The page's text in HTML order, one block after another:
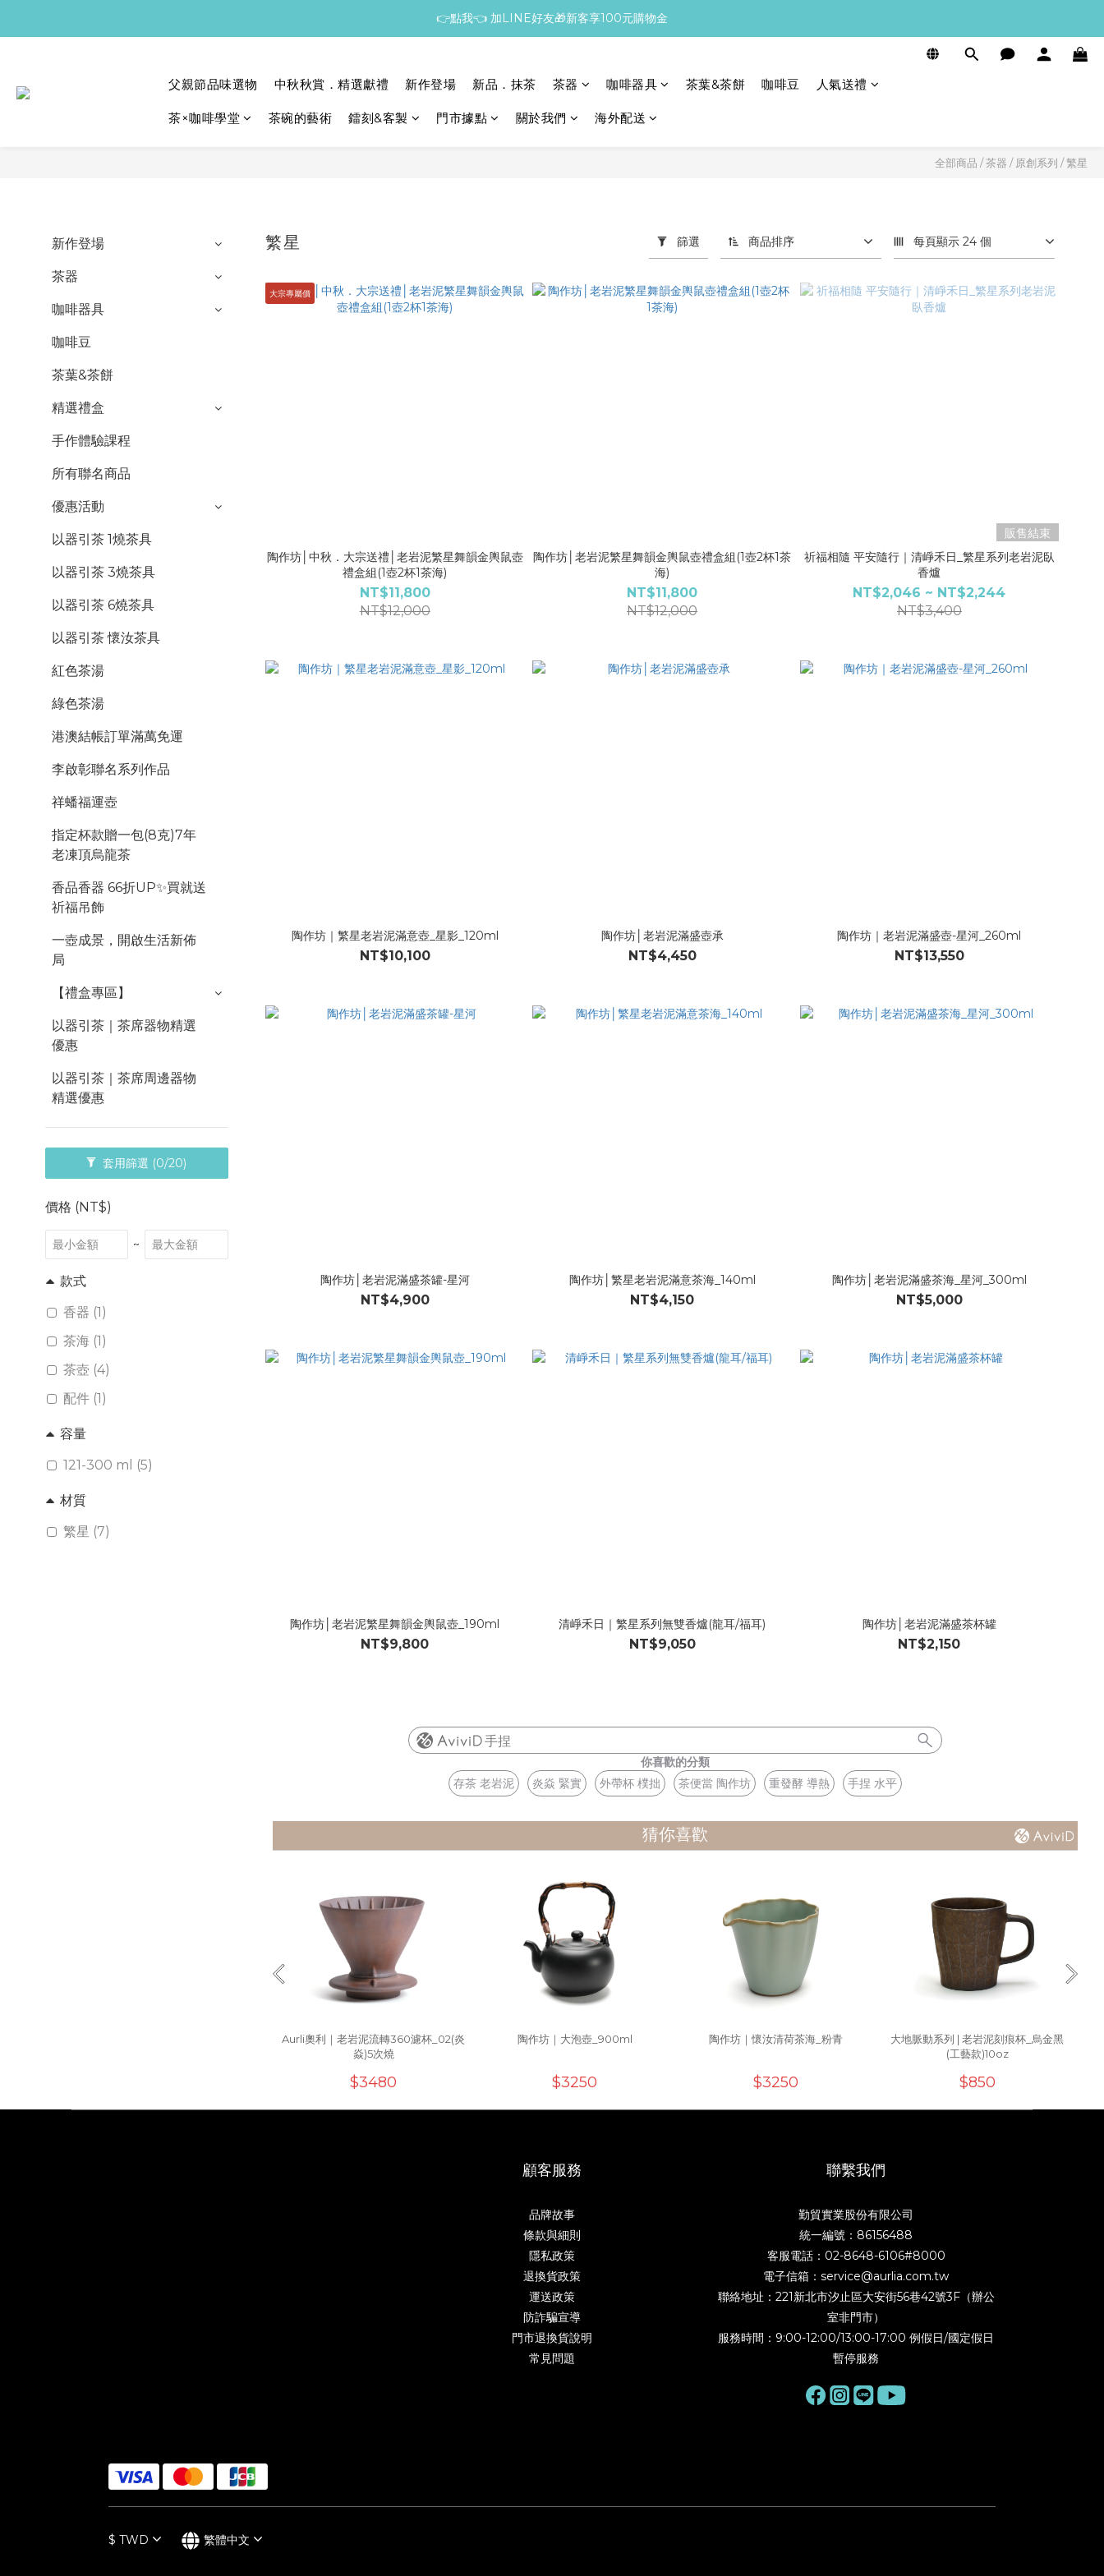
👉點我👈 加LINE好友🎁新客享100元購物金
父親節品味選物 中秋秋賞．精選獻禮 新作登場 新品．抹茶 茶器 咖啡器具 茶葉&茶餅 咖啡豆 人氣送禮
茶×咖啡學堂 茶碗的藝術 鐳刻&客製 門市據點 關於我們 海外配送
全部商品 /茶器 / 原創系列 /繁星
新作登場
茶器
咖啡器具
咖啡豆
茶葉&茶餅
精選禮盒
手作體驗課程
所有聯名商品
優惠活動
以器引茶 1燒茶具
以器引茶 3燒茶具
以器引茶 6燒茶具
以器引茶 懷汝茶具
紅色茶湯
綠色茶湯
港澳結帳訂單滿萬免運
李啟彰聯名系列作品
祥蟠福運壺
指定杯款贈一包(8克)7年
老凍頂烏龍茶
香品香器 66折UP✨買就送
祈福吊飾
一壺成景，開啟生活新佈
局
【禮盒專區】
以器引茶｜茶席器物精選
優惠
以器引茶｜茶席周邊器物
精選優惠
套用篩選 (0/20)
價格 (NT$)
~
款式
香器 (1)
茶海 (1)
茶壺 (4)
配件 (1)
容量
121-300 ml (5)
材質
繁星 (7)
繁星 篩選 商品排序 每頁顯示 24 個
大宗專屬價
陶作坊│中秋．大宗送禮│老岩泥繁星舞韻金輿鼠壺
禮盒組(1壺2杯1茶海)
NT$11,800
NT$12,000
陶作坊│老岩泥繁星舞韻金輿鼠壺禮盒組(1壺2杯1茶
海)
NT$11,800
NT$12,000
販售結束
祈福相隨 平安隨行｜清崢禾日_繁星系列老岩泥臥
香爐
NT$2,046 ~ NT$2,244
NT$3,400
陶作坊｜繁星老岩泥滿意壺_星影_120ml
NT$10,100
陶作坊│老岩泥滿盛壺承
NT$4,450
陶作坊｜老岩泥滿盛壺-星河_260ml
NT$13,550
陶作坊│老岩泥滿盛茶罐-星河
NT$4,900
陶作坊│繁星老岩泥滿意茶海_140ml
NT$4,150
陶作坊│老岩泥滿盛茶海_星河_300ml
NT$5,000
陶作坊│老岩泥繁星舞韻金輿鼠壺_190ml
NT$9,800
清崢禾日｜繁星系列無雙香爐(龍耳/福耳)
NT$9,050
陶作坊│老岩泥滿盛茶杯罐
NT$2,150
手捏
你喜歡的分類
存茶 老岩泥
炎焱 緊實 外帶杯 樸拙 茶便當 陶作坊 重發酵 導熱 手捏 水平
猜你喜歡
Aurli奧利｜老岩泥流轉360濾杯_02(炎
焱)5次燒
$3480
陶作坊｜大泡壺_900ml
$3250
陶作坊｜懷汝清荷茶海_粉青
$3250
大地脈動系列 | 老岩泥刻痕杯_烏金黑
(工藝款)10oz
$850
顧客服務
品牌故事
條款與細則
隱私政策
退換貨政策
運送政策
防詐騙宣導
門市退換貨說明
常見問題
聯繫我們
勤貿實業股份有限公司
統一編號：86156488
客服電話：02-8648-6106#8000
電子信箱：service@aurlia.com.tw
聯絡地址：221新北市汐止區大安街56巷42號3F（辦公
室非門市）
服務時間：9:00-12:00/13:00-17:00 例假日/國定假日
暫停服務
$ TWD 繁體中文